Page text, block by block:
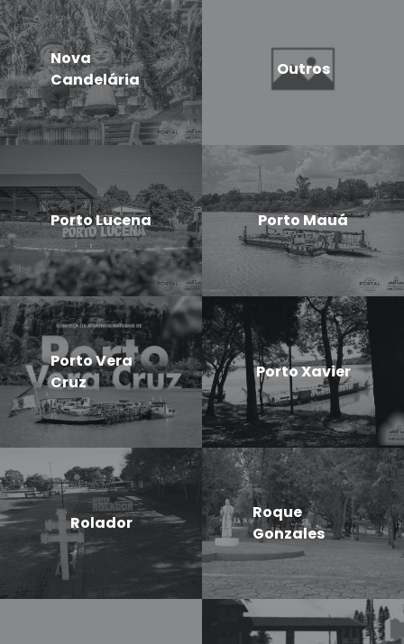
Nova
Candelária
Outros
Porto Lucena Porto Mauá
Porto Vera
Cruz
Porto Xavier
Rolador
Roque
Gonzales